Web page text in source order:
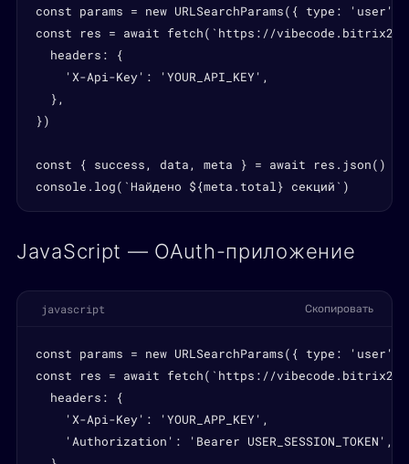
const params = new URLSearchParams({ type:
const res = await fetch(`https://
  headers: {
    'X-Api-Key': 'YOUR_API_KEY',
  },
})
const { success, data, meta } = await res.json()
console.log(`Найдено ${meta.total} секций`)
JavaScript — OAuth-приложение
javascript Скопировать
const params = new URLSearchParams({ type:
const res = await fetch(`https://
  headers: {
    'X-Api-Key': 'YOUR_APP_KEY',
    'Authorization': 'Bearer USER_SESSION_TOKEN',